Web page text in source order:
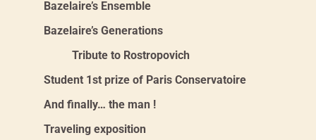
Bazelaire’s Ensemble
Bazelaire’s Generations
Tribute to Rostropovich
Student 1st prize of Paris Conservatoire
And finally… the man !
Traveling exposition